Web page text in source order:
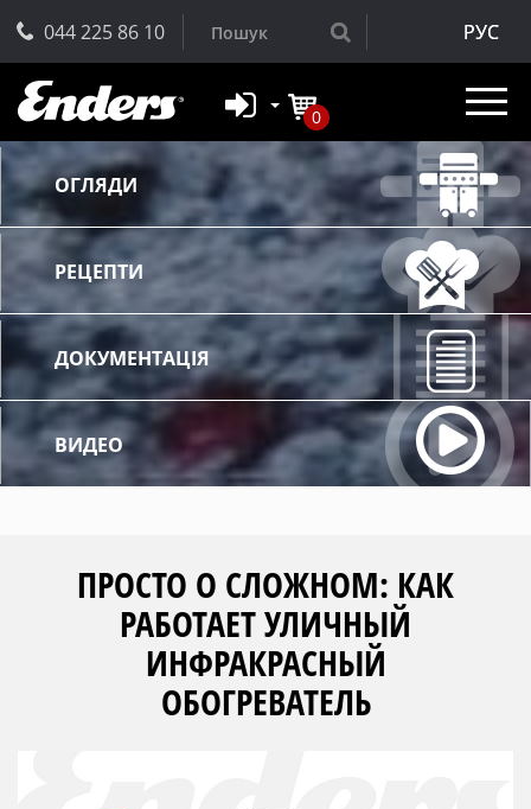
044 225 86 10 РУС
0
ОГЛЯДИ
РЕЦЕПТИ
ДОКУМЕНТАЦІЯ
ВИДЕО
ПРОСТО О СЛОЖНОМ: КАК
РАБОТАЕТ УЛИЧНЫЙ
ИНФРАКРАСНЫЙ
ОБОГРЕВАТЕЛЬ